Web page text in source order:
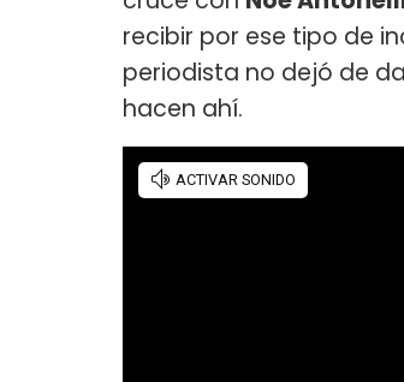
recibir por ese tipo de
periodista no dejó de
hacen ahí.